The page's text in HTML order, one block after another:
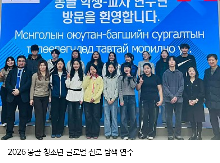
2026 몽골 청소년 글로벌 진로 탐색 연수